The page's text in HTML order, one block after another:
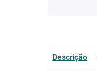
Descrição